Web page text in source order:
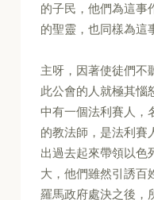
的子民，他們為這事
的聖靈，也同樣為這
主呀，因著使徒們不
此公會的人就極其惱
中有一個法利賽人，
的教法師，是法利賽
出過去起來帶領以色
大，他們雖然引誘百
羅馬政府處決之後，